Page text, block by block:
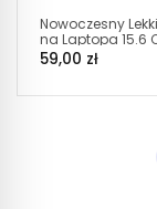
Nowoczesny
na Laptopa 15.6
Szary (I193)
59,00 zł